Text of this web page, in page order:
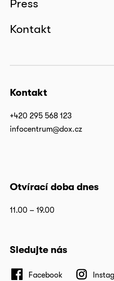
Press
Kontakt
Kontakt
+420 295 568 123
infocentrum@dox.cz
Otvírací doba dnes
11.00 – 19.00
Sledujte nás
Facebook